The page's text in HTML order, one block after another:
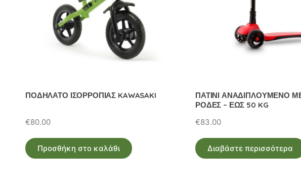
ΠΟΔΗΛΑΤΟ ΙΣΟΡΡΟΠΙΑΣ KAWASAKI
€80.00
Προσθήκη στο καλάθι
ΠΑΤΙΝΙ ΑΝΑΔΙΠΛΟΥΜΕΝΟ ΜΕ
ΡΟΔΕΣ – ΕΩΣ 50 KG
€83.00
Διαβάστε περισσότερα